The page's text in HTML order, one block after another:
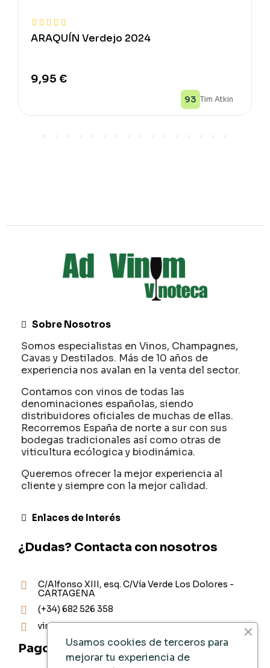
ARAQUÍN Verdejo 2024
9,95 €
93 Tim Atkin
Sobre Nosotros
Somos especialistas en Vinos, Champagnes,
Cavas y Destilados. Más de 10 años de
experiencia nos avalan en la venta del sector.
Contamos con vinos de todas las
denominaciones españolas, siendo
distribuidores oficiales de muchas de ellas.
Recorremos España de norte a sur con sus
bodegas tradicionales así como otras de
viticultura ecólogica y biodinámica.
Queremos ofrecer la mejor experiencia al
cliente y siempre con la mejor calidad.
Enlaces de Interés
¿Dudas? Contacta con nosotros
C/Alfonso XIII, esq. C/Vía Verde Los Dolores -
CARTAGENA
(+34) 682 526 358
vinoteca@ad-vinum.es
Pago SeguroUsamos cookies de terceros para
mejorar tu experiencia de